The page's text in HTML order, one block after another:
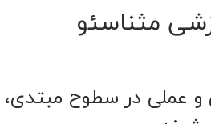
مثناسئو
و عملی در سطوح مبتدی،